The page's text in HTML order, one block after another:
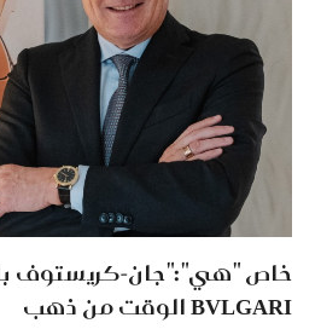
خاص "هي":"جان-كريستوف
BVLGARI الوقت من ذهب